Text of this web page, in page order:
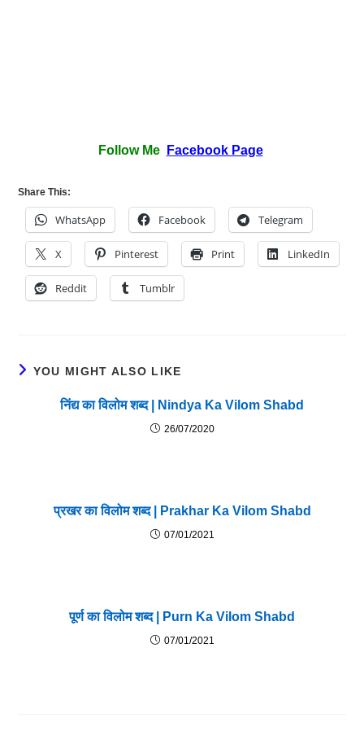
Follow Me Facebook Page
Share This:
WhatsApp Facebook Telegram
X Pinterest Print LinkedIn
Reddit Tumblr
YOU MIGHT ALSO LIKE
निंद्य का विलोम शब्द | Nindya Ka Vilom Shabd
26/07/2020
प्रखर का विलोम शब्द | Prakhar Ka Vilom Shabd
07/01/2021
पूर्ण का विलोम शब्द | Purn Ka Vilom Shabd
07/01/2021